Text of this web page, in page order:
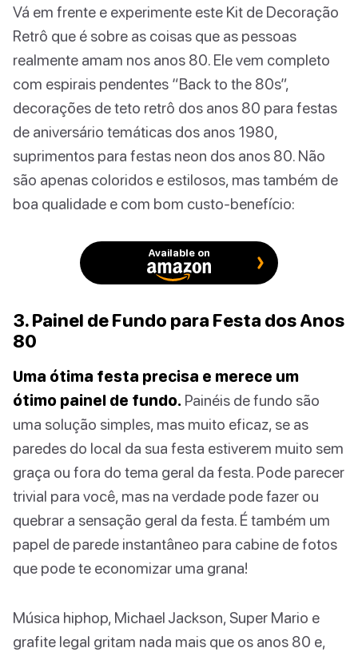
Vá em frente e experimente este Kit de Decoração
Retrô que é sobre as coisas que as pessoas
realmente amam nos anos 80. Ele vem completo
com espirais pendentes “Back to the 80s”,
decorações de teto retrô dos anos 80 para festas
de aniversário temáticas dos anos 1980,
suprimentos para festas neon dos anos 80. Não
são apenas coloridos e estilosos, mas também de
boa qualidade e com bom custo-benefício:
Available on
3. Painel de Fundo para Festa dos Anos
80
Uma ótima festa precisa e merece um
ótimo painel de fundo. Painéis de fundo são
uma solução simples, mas muito eficaz, se as
paredes do local da sua festa estiverem muito sem
graça ou fora do tema geral da festa. Pode parecer
trivial para você, mas na verdade pode fazer ou
quebrar a sensação geral da festa. É também um
papel de parede instantâneo para cabine de fotos
que pode te economizar uma grana!
Música hiphop, Michael Jackson, Super Mario e
grafite legal gritam nada mais que os anos 80 e,